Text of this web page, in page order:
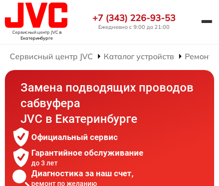
Сервисный центр JVCв
Екатеринбурге
+7 (343) 226-93-53
Ежедневно с 9:00 до 21:00
Сервисный центр JVC Каталог устройств Ремонт
Замена подводящих проводов
сабвуфера
JVC в Екатеринбурге
Официальный сервис
Гарантийное обслуживание
до 3 лет
Диагностика за наш счет,
ремонт по желанию